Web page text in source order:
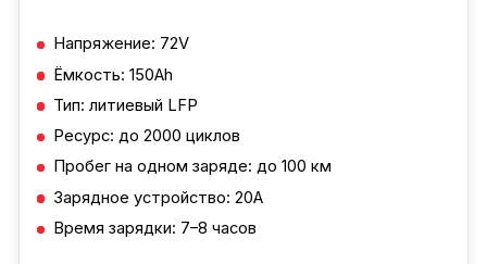
Напряжение: 72V
Ёмкость: 150Ah
Тип: литиевый LFP
Ресурс: до 2000 циклов
Пробег на одном заряде: до 100 км
Зарядное устройство: 20A
Время зарядки: 7–8 часов